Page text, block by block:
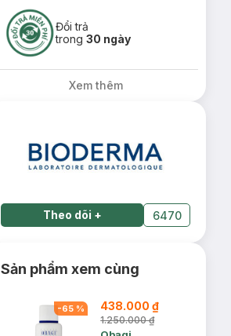
Đổi trả
trong30 ngày
Xem thêm
Theo dõi + 6470
Sản phẩm xem cùng
-65 % 438.000 ₫
1.250.000 ₫